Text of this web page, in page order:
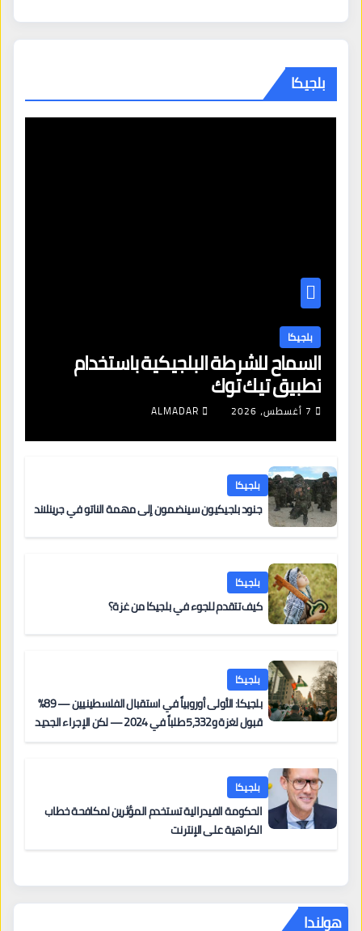
بلجيكا
بلجيكا
السماح للشرطة البلجيكية باستخدام
تطبيق تيك توك
7 أغسطس، 2026 ALMADAR
بلجيكا
جنود بلجيكيون سينضمون إلى مهمة الناتو في جرينلاند
بلجيكا
كيف تتقدم للجوء في بلجيكا من غزة؟
بلجيكا
بلجيكا: الأولى أوروبياً في استقبال الفلسطينيين — 89%
قبول لغزة و5,332 طلباً في 2024 — لكن الإجراء الجديد
بلجيكا
الحكومة الفيدرالية تستخدم المؤثرين لمكافحة خطاب
الكراهية على الإنترنت
هولندا